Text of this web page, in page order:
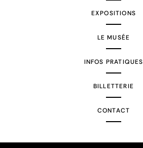
EXPOSITIONS
LE MUSÉE
INFOS PRATIQUES
BILLETTERIE
CONTACT